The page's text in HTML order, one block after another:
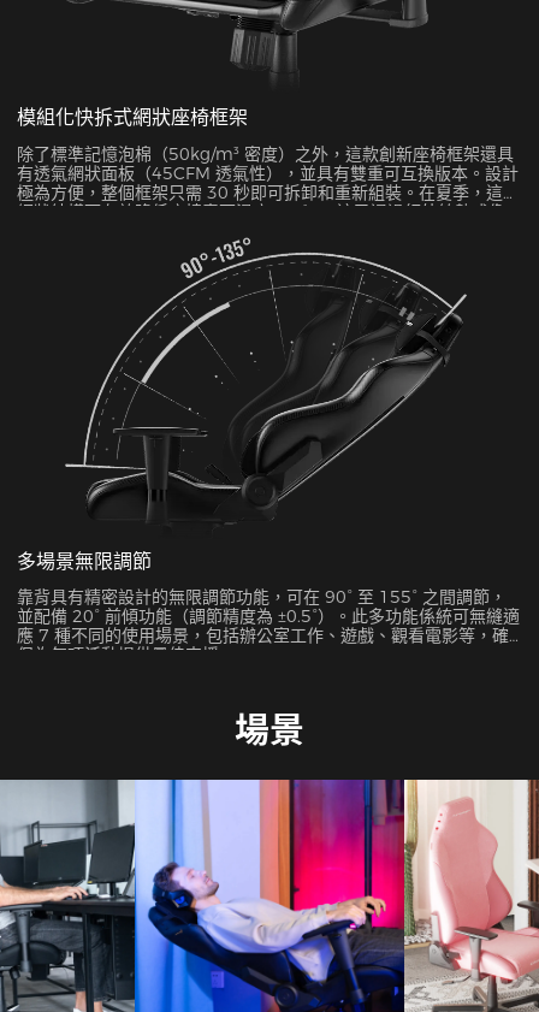
模組化快拆式網狀座椅框架
除了標準記憶泡棉（50kg/m³ 密度）之外，這款創新座椅框架還具
有透氣網狀面板（45CFM 透氣性），並具有雙重可互換版本。設計
極為方便，整個框架只需 30 秒即可拆卸和重新組裝。在夏季，這種
網狀結構可有效降低座椅表面溫度 5-8°C，這已通過紅外線熱成像
多場景無限調節
靠背具有精密設計的無限調節功能，可在 90° 至 155° 之間調節，
並配備 20° 前傾功能（調節精度為 ±0.5°）。此多功能係統可無縫適
應 7 種不同的使用場景，包括辦公室工作、遊戲、觀看電影等，確
保為每項活動提供最佳支援。
場景